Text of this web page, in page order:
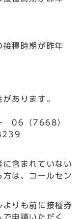
接種時期が昨年
あります。
06（7668）
含まれていない
は、コールセン
よりも前に接種券
で申請いただく